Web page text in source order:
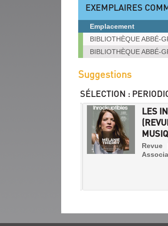
EXEMPLAIRES
Exemplaires
communicables
sur
Emplacement
BIBLIOTHÈQUE ABBÉ-
BIBLIOTHÈQUE ABBÉ-
Suggestions
SÉLECTION :
LES